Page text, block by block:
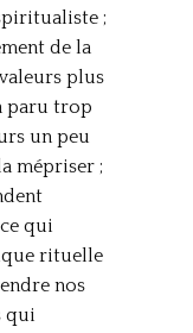
;
de la
plus
paru trop
un peu
mépriser ;
qui
rituelle
nos
qui